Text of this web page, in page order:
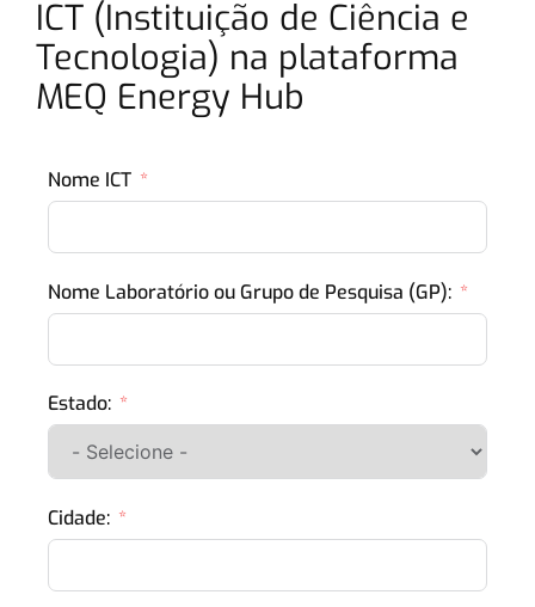
ICT (Instituição de Ciência e
Tecnologia) na plataforma
MEQ Energy Hub
Nome ICT
Nome Laboratório ou Grupo de Pesquisa (GP):
Estado:
Cidade: